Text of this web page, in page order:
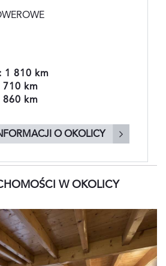
1 810 km
710 km
860 km
O OKOLICY
W OKOLICY